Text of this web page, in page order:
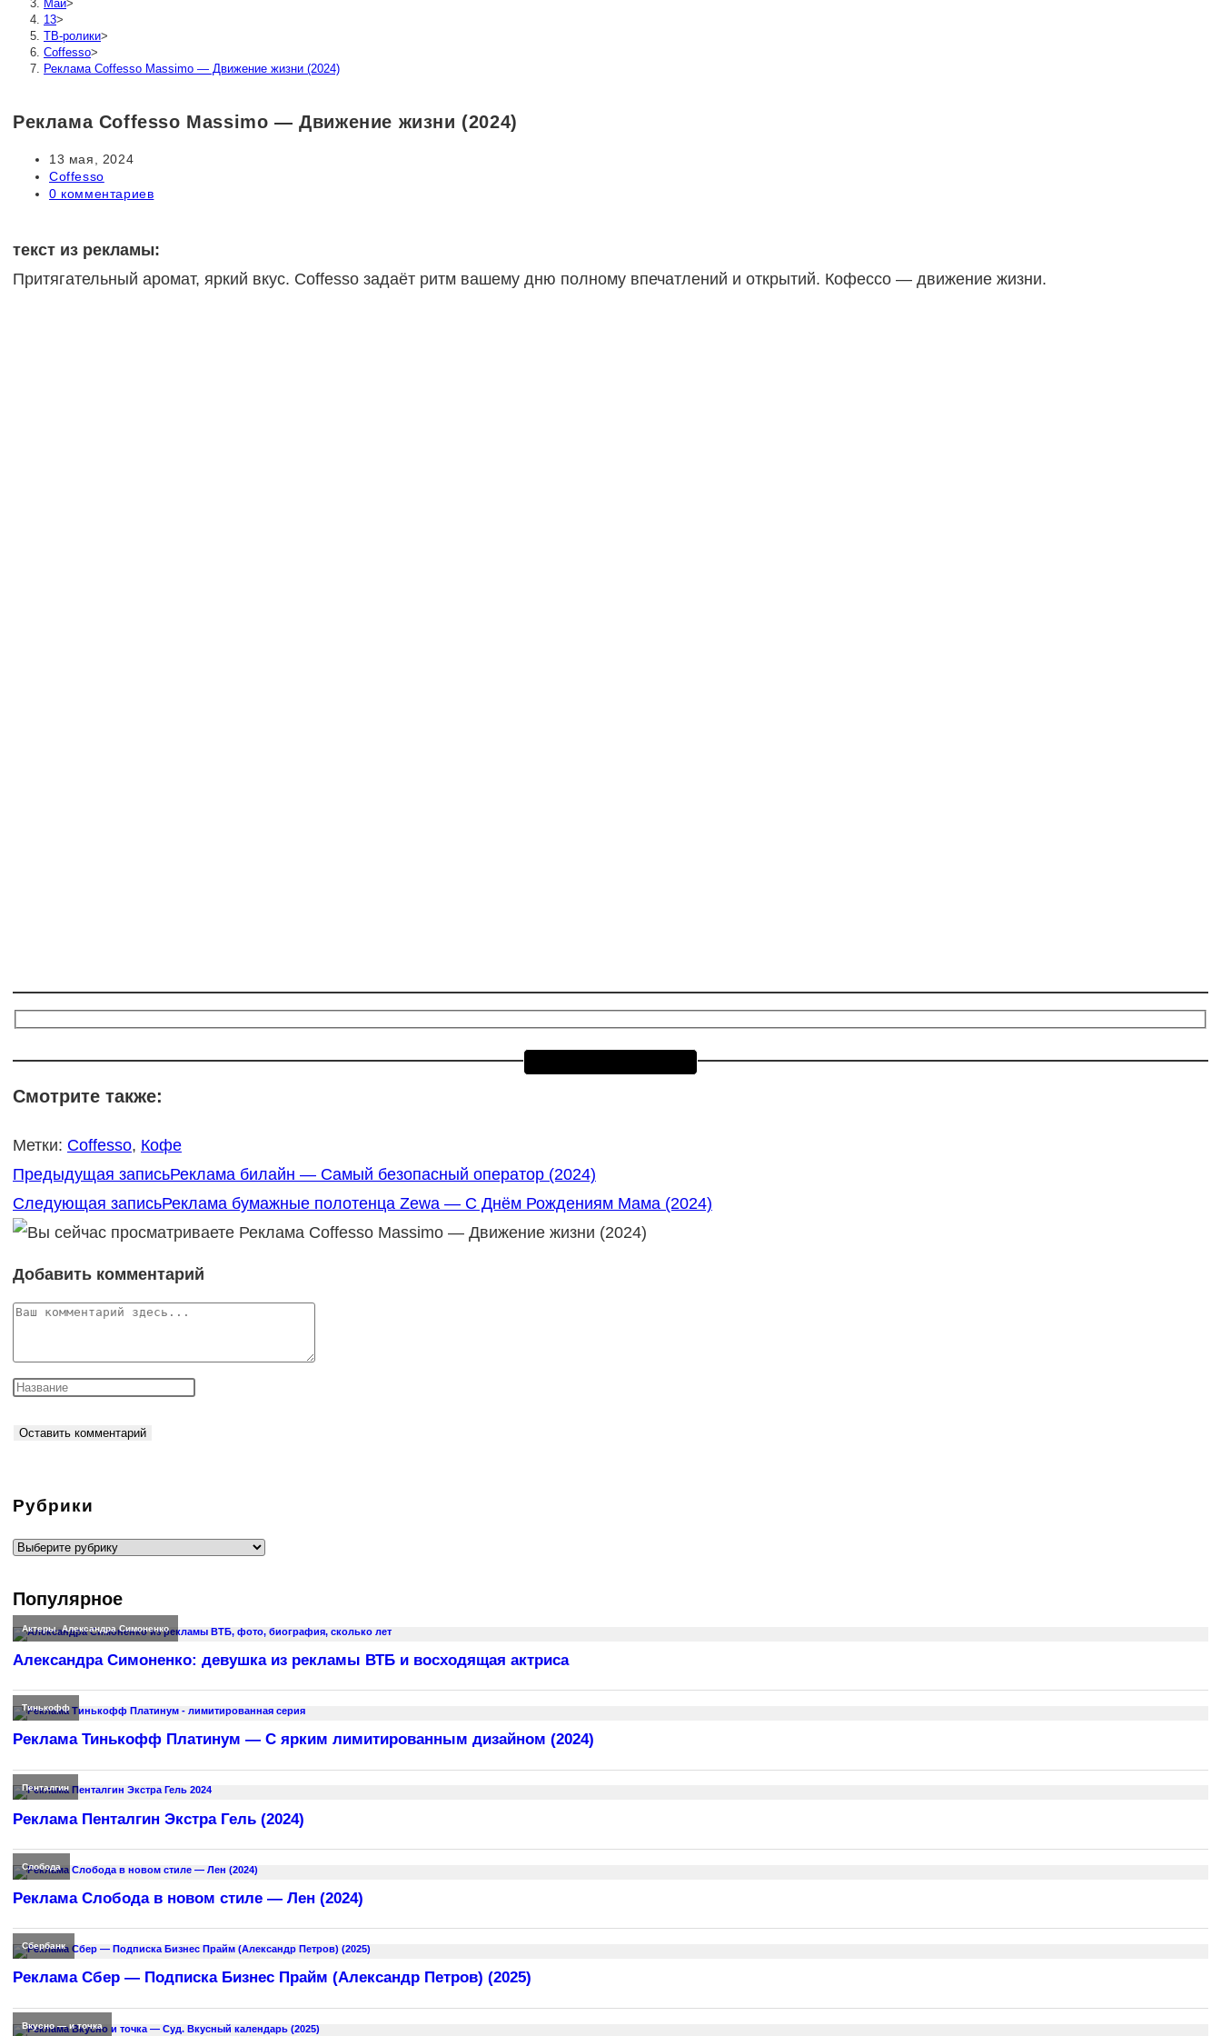
Май>
13>
ТВ-ролики>
Coffesso>
Реклама Coffesso Massimo — Движение жизни (2024)
Реклама Coffesso Massimo — Движение жизни (2024)
Запись
опубликована:
13 мая, 2024
Рубрика
записи:
Coffesso
Комментарии
0 комментариев
текст из рекламы:
Притягательный аромат, яркий вкус. Coffesso задаёт ритм вашему дню полному впечатлений и открытий. Кофессо — движение жизни.
Смотрите также:
Метки: Coffesso, Кофе
Еще
статьи
Предыдущая записьРеклама билайн — Самый безопасный оператор (2024)
Следующая записьРеклама бумажные полотенца Zewa — С Днём Рождениям Мама (2024)
Добавить комментарий
Комментарий
Рубрики
Рубрики
Популярное
Актеры,Александра Симоненко
Александра Симоненко: девушка из рекламы ВТБ и восходящая актриса
Тинькофф
Реклама Тинькофф Платинум — С ярким лимитированным дизайном (2024)
Пенталгин
Реклама Пенталгин Экстра Гель (2024)
Слобода
Реклама Слобода в новом стиле — Лен (2024)
Сбербанк
Реклама Сбер — Подписка Бизнес Прайм (Александр Петров) (2025)
Вкусно — и точка